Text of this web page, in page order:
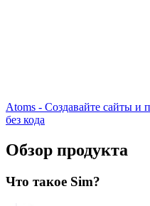
Atoms - Создавайте сайты
без кода
Обзор продукта
Что такое Sim?